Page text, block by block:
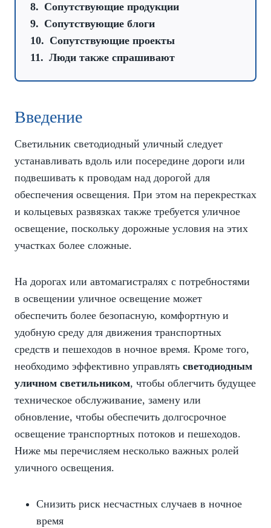
Сопутствующие продукции
Сопутствующие блоги
Сопутствующие проекты
Люди также спрашивают
Введение
Светильник светодиодный уличный следует
устанавливать вдоль или посередине дороги или
подвешивать к проводам над дорогой для
обеспечения освещения. При этом на перекрестках
и кольцевых развязках также требуется уличное
освещение, поскольку дорожные условия на этих
участках более сложные.
На дорогах или автомагистралях с потребностями
в освещении уличное освещение может
обеспечить более безопасную, комфортную и
удобную среду для движения транспортных
средств и пешеходов в ночное время. Кроме того,
необходимо эффективно управлять светодиодным
уличном светильником, чтобы облегчить будущее
техническое обслуживание, замену или
обновление, чтобы обеспечить долгосрочное
освещение транспортных потоков и пешеходов.
Ниже мы перечисляем несколько важных ролей
уличного освещения.
Снизить риск несчастных случаев в ночное
время